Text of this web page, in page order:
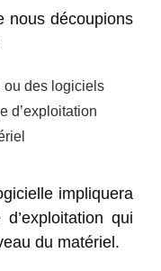
nous découpions
ou des logiciels
d’exploitation
impliquera
qui
du matériel.